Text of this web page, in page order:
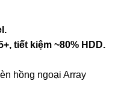
tiết kiệm ~80% HDD.
hồng ngoại Array